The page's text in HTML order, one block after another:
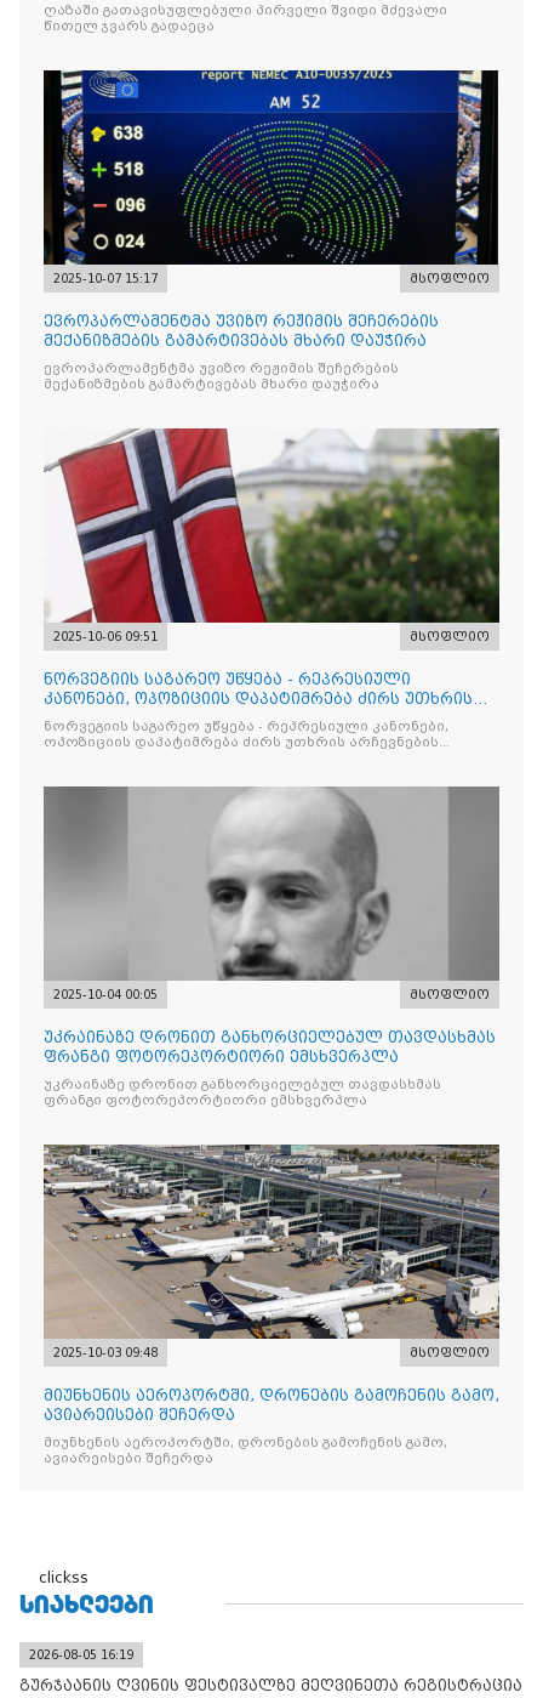
ღაზაში გათავისუფლებული პირველი შვიდი მძევალი
წითელ ჯვარს გადაეცა
2025-10-07 15:17 მსოფლიო
ევროპარლამენტმა უვიზო რეჟიმის შეჩერების
მექანიზმების გამარტივებას მხარი დაუჭირა
ევროპარლამენტმა უვიზო რეჟიმის შეჩერების
მექანიზმების გამარტივებას მხარი დაუჭირა
2025-10-06 09:51 მსოფლიო
ნორვეგიის საგარეო უწყება - რეპრესიული
კანონები, ოპოზიციის დაპატიმრება ძირს უთხრის
არჩევნების ნდობას
ნორვეგიის საგარეო უწყება - რეპრესიული კანონები,
ოპოზიციის დაპატიმრება ძირს უთხრის არჩევნების
2025-10-04 00:05 მსოფლიო
უკრაინაზე დრონით განხორციელებულ თავდასხმას
ფრანგი ფოტორეპორტიორი ემსხვერპლა
უკრაინაზე დრონით განხორციელებულ თავდასხმას
ფრანგი ფოტორეპორტიორი ემსხვერპლა
2025-10-03 09:48 მსოფლიო
მიუნხენის აეროპორტში, დრონების გამოჩენის გამო,
ავიარეისები შეჩერდა
მიუნხენის აეროპორტში, დრონების გამოჩენის გამო,
ავიარეისები შეჩერდა
clickss
ᲡᲘᲐᲮᲚᲔᲔᲑᲘ
2026-08-05 16:19
გურჯაანის ღვინის ფესტივალზე მეღვინეთა რეგისტრაცია